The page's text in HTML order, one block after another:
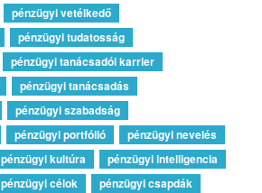
pénzügyi vetélkedő
pénzügyi tudatosság
pénzügyi tanácsadói karrier
pénzügyi tanácsadás
pénzügyi szabadság
pénzügyi portfólió
pénzügyi nevelés
pénzügyi kultúra
pénzügyi intelligencia
pénzügyi célok
pénzügyi csapdák